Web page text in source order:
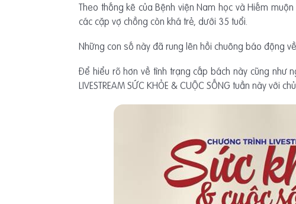
Theo thống kê của Bệnh viện Nam học và Hiếm
các cặp vợ chồng còn khá trẻ, dưới 35 tuổi.
Những con số này đã rung lên hồi chuông báo động
Để hiểu rõ hơn về tình trạng cấp bách này cũng như
LIVESTREAM SỨC KHỎE & CUỘC SỐNG tuần này với